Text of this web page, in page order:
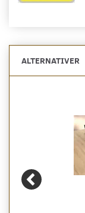
ALTERNATIVER